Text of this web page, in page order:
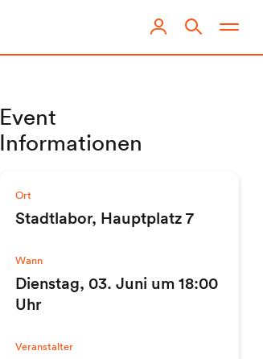
Event
Informationen
Ort
Stadtlabor, Hauptplatz 7
Wann
Dienstag, 03. Juni um 18:00
Uhr
Veranstalter